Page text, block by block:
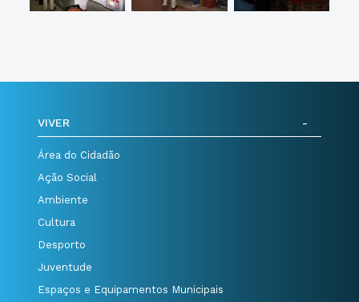
VIVER
Área do Cidadão
Ação Social
Ambiente
Cultura
Desporto
Juventude
Espaços e Equipamentos Municipais